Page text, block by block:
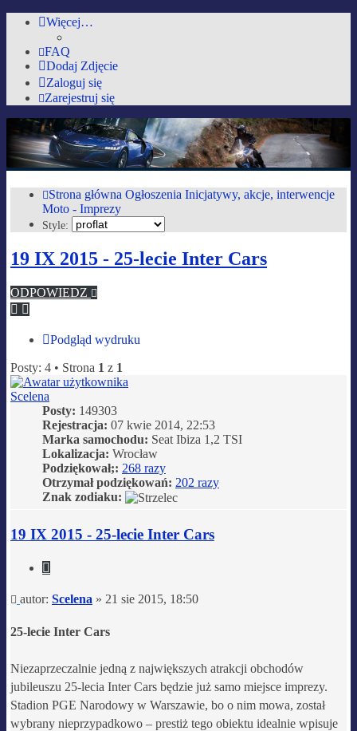
Więcej…
FAQ
Dodaj Zdjęcie
Zaloguj się
Zarejestruj się
AutoMobilki.pl
Forum dla ludzi z pasją lubiących warkot silnika i zapach benzyny :)
Przejdź do zawartości
Strona główna Ogłoszenia Inicjatywy, akcje, interwencje
Moto - Imprezy
Style:
19 IX 2015 - 25-lecie Inter Cars
ODPOWIEDZ
Podgląd wydruku
Posty: 4 • Strona 1 z 1
Scelena
Posty: 149303
Rejestracja: 07 kwie 2014, 22:53
Marka samochodu: Seat Ibiza 1,2 TSI
Lokalizacja: Wrocław
Podziękował;: 268 razy
Otrzymał podziękowań: 202 razy
Znak zodiaku:
19 IX 2015 - 25-lecie Inter Cars
Cytuj
Post
autor: Scelena » 21 sie 2015, 18:50
25-lecie Inter Cars
Niezaprzeczalnie jedną z największych atrakcji obchodów
jubileuszu 25-lecia Inter Cars będzie już samo miejsce imprezy.
Stadion PGE Narodowy w Warszawie, bo o nim mowa, został
wybrany nieprzypadkowo – prestiż tego obiektu idealnie wpisuje